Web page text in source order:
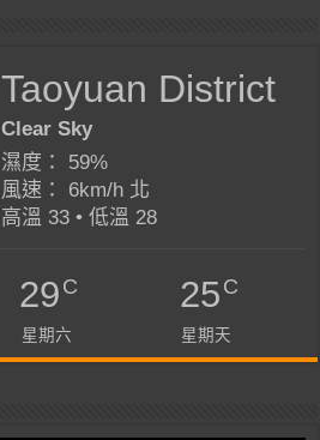
Taoyuan District
Clear Sky
濕度： 59%
風速： 6km/h 北
高溫 33 • 低溫 28
29C
星期六
25C
星期天